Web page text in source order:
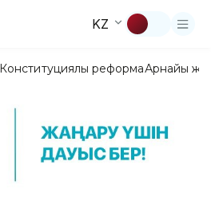
KZ
Конституциялық реформаАрнайы